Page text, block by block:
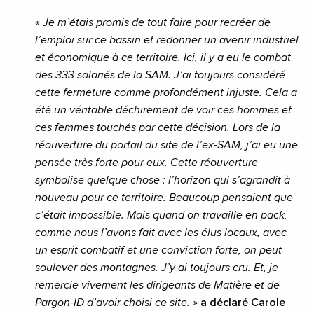
«Je m’étais promis de tout faire pour recréer de
l’emploi sur ce bassin et redonner un avenir industriel
et économique à ce territoire. Ici, il y a eu le combat
des 333 salariés de la SAM. J’ai toujours considéré
cette fermeture comme profondément injuste. Cela a
été un véritable déchirement de voir ces hommes et
ces femmes touchés par cette décision. Lors de la
réouverture du portail du site de l’ex-SAM, j’ai eu une
pensée très forte pour eux. Cette réouverture
symbolise quelque chose : l’horizon qui s’agrandit à
nouveau pour ce territoire. Beaucoup pensaient que
c’était impossible. Mais quand on travaille en pack,
comme nous l’avons fait avec les élus locaux, avec
un esprit combatif et une conviction forte, on peut
soulever des montagnes. J’y ai toujours cru. Et, je
remercie vivement les dirigeants de Matière et de
Pargon-ID d’avoir choisi ce site. » a déclaré Carole